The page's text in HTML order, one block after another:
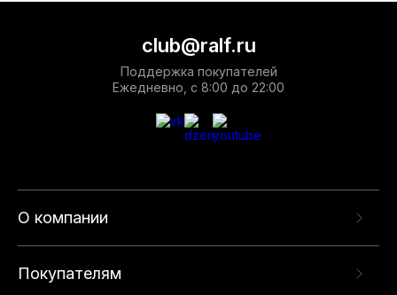
О компании
Покупателям
club@ralf.ru
Поддержка покупателей
Ежедневно, с 8:00 до 22:00